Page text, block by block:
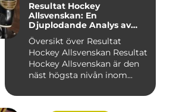
Resultat Hockey
Allsvenskan: En
Djuplodande Analys av
Sveriges Mest Populära
Ishockeyliga
Översikt över Resultat
Hockey Allsvenskan Resultat
Hockey Allsvenskan är den
näst högsta nivån inom...